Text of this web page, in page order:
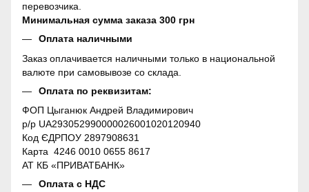
перевозчика.
Минимальная сумма заказа 300 грн
Оплата наличными
Заказ оплачивается наличными только в национальной
валюте при самовывозе со склада.
Оплата по реквизитам:
ФОП Цыганюк Андрей Владимирович
р/р UA293052990000026001020120940
Код ЄДРПОУ 2897908631
Карта 4246 0010 0655 8617
АТ КБ «ПРИВАТБАНК»
Оплата с НДС